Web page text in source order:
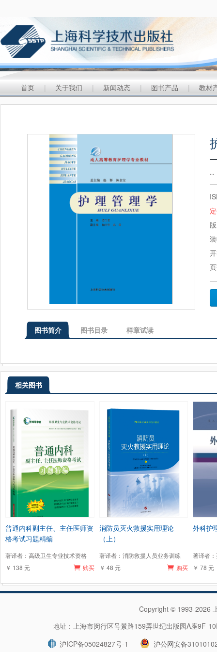
首页 | 关于我们 | 新闻动态 | 图书产品 | 教材
...
图书简介 图书目录 样章试读
相关图书
普通内科副主任、主任医师资
格考试习题精编
著译者：高级卫生专业技术资格
￥ 138 元
购买
消防员灭火救援实用理论
（上）
著译者：消防救援人员业务训练
￥ 48 元
购买
外科护
著译者
￥ 78 元
Copyright © 1993-2026
地址：上海市闵行区号景路159弄世纪出版园A座
沪ICP备05024827号-1
沪公网安备